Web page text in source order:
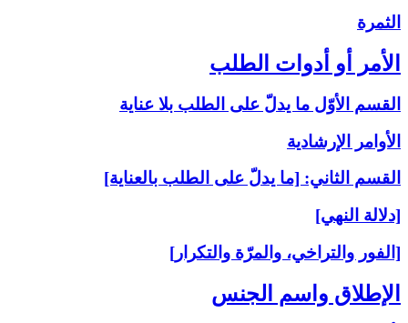
الثمرة
الأمر أو أدوات الطلب‏
القسم الأوّل ما يدلّ على الطلب بلا عناية
الأوامر الإرشادية
القسم الثاني: [ما يدلّ على الطلب بالعناية]
[دلالة النهي]
[الفور والتراخي، والمرّة والتكرار]
الإطلاق واسم الجنس‏